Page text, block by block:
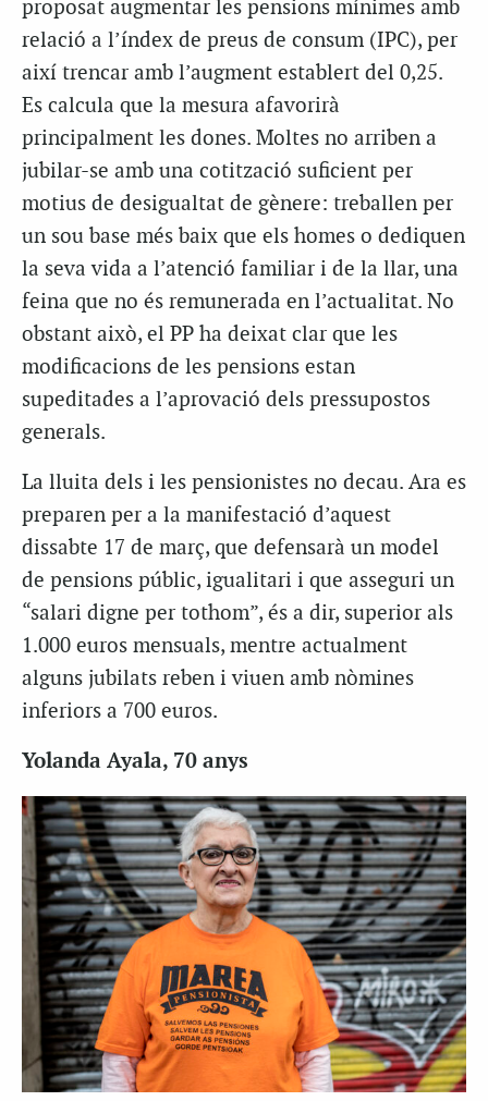
proposat augmentar les pensions mínimes amb
relació a l’índex de preus de consum (IPC), per
així trencar amb l’augment establert del 0,25.
Es calcula que la mesura afavorirà
principalment les dones. Moltes no arriben a
jubilar-se amb una cotització suficient per
motius de desigualtat de gènere: treballen per
un sou base més baix que els homes o dediquen
la seva vida a l’atenció familiar i de la llar, una
feina que no és remunerada en l’actualitat. No
obstant això, el PP ha deixat clar que les
modificacions de les pensions estan
supeditades a l’aprovació dels pressupostos
generals.
La lluita dels i les pensionistes no decau. Ara es
preparen per a la manifestació d’aquest
dissabte 17 de març, que defensarà un model
de pensions públic, igualitari i que asseguri un
“salari digne per tothom”, és a dir, superior als
1.000 euros mensuals, mentre actualment
alguns jubilats reben i viuen amb nòmines
inferiors a 700 euros.
Yolanda Ayala, 70 anys